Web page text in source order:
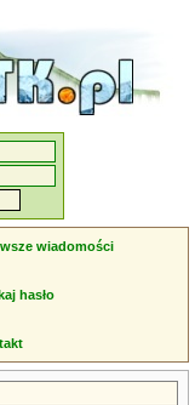
wiadomości
hasło